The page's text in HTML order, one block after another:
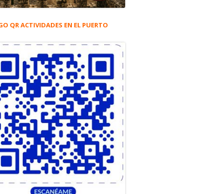
QR ACTIVIDADES EN EL PUERTO